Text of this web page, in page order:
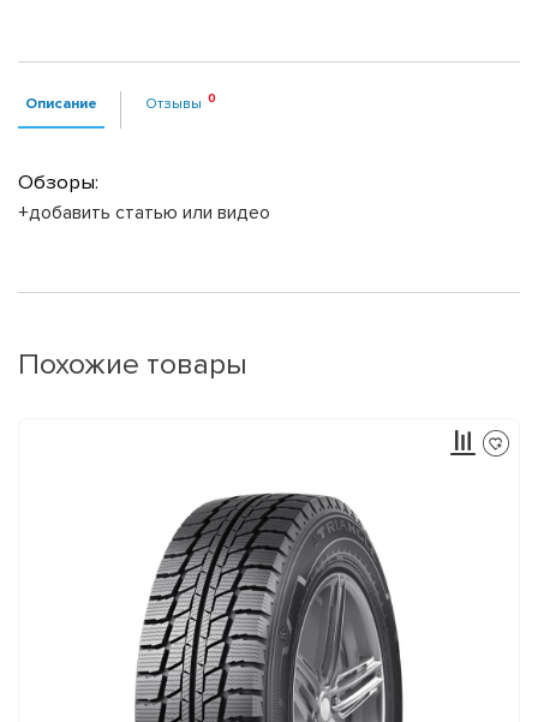
Описание Отзывы
Обзоры:
+добавить статью или видео
Похожие товары